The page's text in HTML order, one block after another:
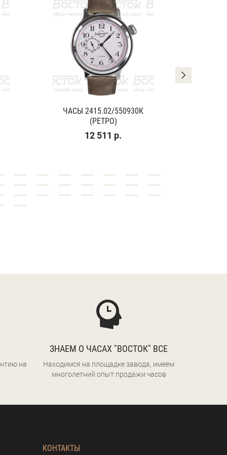
ЧАСЫ 2415.02/550930К
(РЕТРО)
12 511 р.
на
ЗНАЕМ О ЧАСАХ "ВОСТОК" ВСЕ
Находимся на площадке завода, имеем
многолетний опыт продажи часов
КОНТАКТЫ